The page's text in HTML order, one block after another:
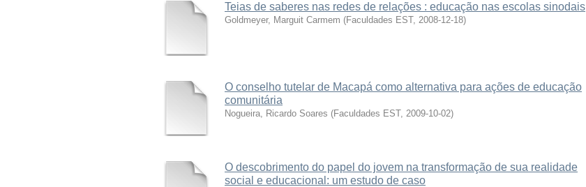
Teias de saberes nas redes de relações : educação nas escolas sinodais
Goldmeyer, Marguit Carmem (Faculdades EST, 2008-12-18)
O conselho tutelar de Macapá como alternativa para ações de educação
comunitária
Nogueira, Ricardo Soares (Faculdades EST, 2009-10-02)
O descobrimento do papel do jovem na transformação de sua realidade
social e educacional: um estudo de caso